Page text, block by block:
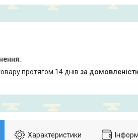
протягом 14 днів за
Характеристики